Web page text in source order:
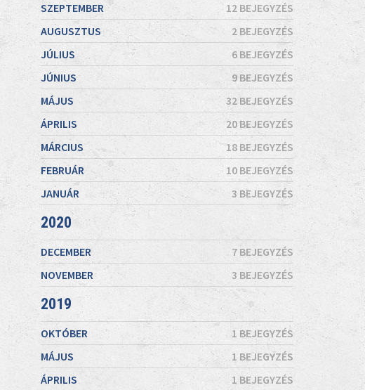
SZEPTEMBER
12 BEJEGYZÉS
AUGUSZTUS
2 BEJEGYZÉS
JÚLIUS
6 BEJEGYZÉS
JÚNIUS
9 BEJEGYZÉS
MÁJUS
32 BEJEGYZÉS
ÁPRILIS
20 BEJEGYZÉS
MÁRCIUS
18 BEJEGYZÉS
FEBRUÁR
10 BEJEGYZÉS
JANUÁR
3 BEJEGYZÉS
2020
DECEMBER
7 BEJEGYZÉS
NOVEMBER
3 BEJEGYZÉS
2019
OKTÓBER
1 BEJEGYZÉS
MÁJUS
1 BEJEGYZÉS
ÁPRILIS
1 BEJEGYZÉS